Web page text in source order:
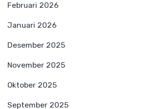
Februari 2026
Januari 2026
Desember 2025
November 2025
Oktober 2025
September 2025